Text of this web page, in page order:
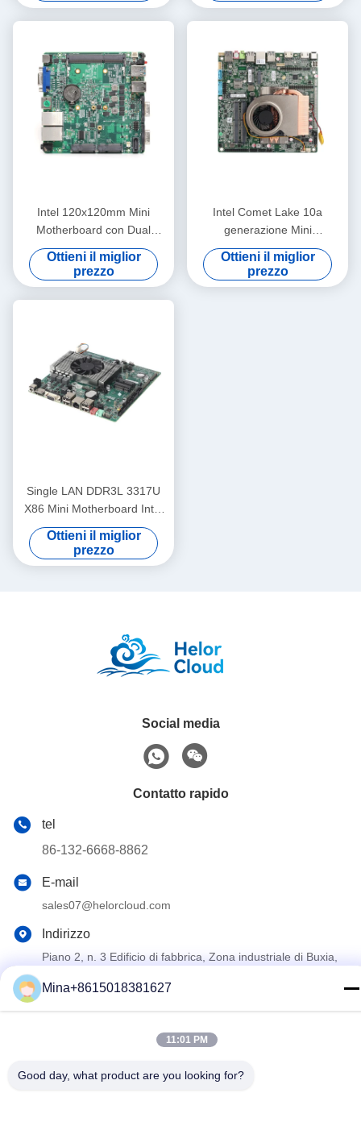
Intel 120x120mm Mini
Motherboard con Dual
Realtek 8111F Gigabit LAN e
Linux
Ottieni il miglior
prezzo
Intel Comet Lake 10a
generazione Mini
Motherboard Intel Core
10300H Processore DDR4
Ottieni il miglior
prezzo
Single LAN DDR3L 3317U
X86 Mini Motherboard Intel
2a 3a generazione Core
Processor
Ottieni il miglior
prezzo
Social media
Contatto rapido
tel
86-132-6668-8862
E-mail
sales07@helorcloud.com
Indirizzo
Piano 2, n. 3 Edificio di fabbrica, Zona industriale di Buxia,
comunità di Liuyue, strada Henggang, Shenzhen,
Guangdong, Cina
Politica sulla privacy|Mappa del sito
Shenzhen Helor Cloud Computer Co., Ltd. . Tutti i diritti Riservato.
Mina+8615018381627
11:01 PM
Good day, what product are you looking for?